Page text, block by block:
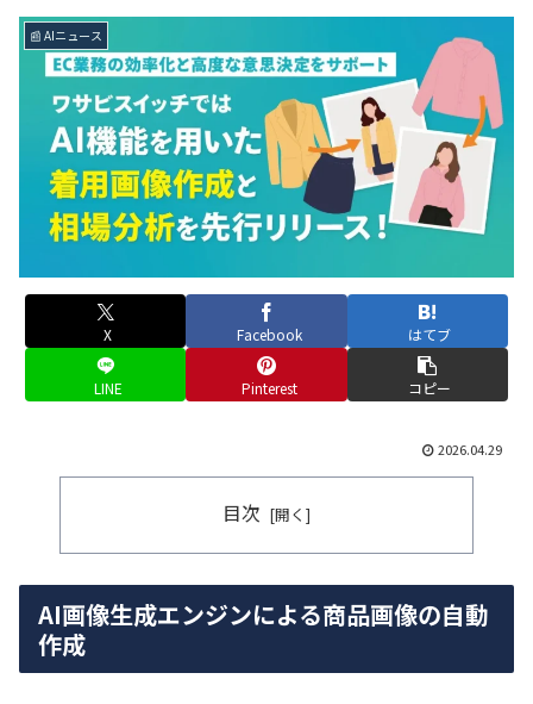
📰 AIニュース
X Facebook はてブ
LINE Pinterest コピー
2026.04.29
目次
AI画像生成エンジンによる商品画像の自動
作成